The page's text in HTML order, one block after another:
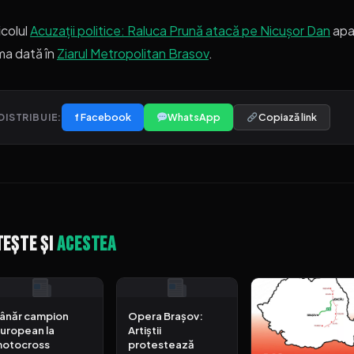
Acuzații politice: Raluca Prună atacă pe Nicușor Dan
dată în Ziarul Metropolitan Brasov.
f Facebook WhatsApp Copiază link
șiacestea
campion
la
Opera Brașov:
Artiștii
protestează